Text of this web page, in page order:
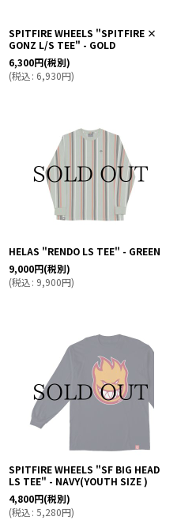
SPITFIRE WHEELS "SPITFIRE ×
GONZ L/S TEE" - GOLD
6,300円(税別)
(税込: 6,930円)
HELAS "RENDO LS TEE" - GREEN
9,000円(税別)
(税込: 9,900円)
SPITFIRE WHEELS "SF BIG HEAD
LS TEE" - NAVY(YOUTH SIZE )
4,800円(税別)
(税込: 5,280円)